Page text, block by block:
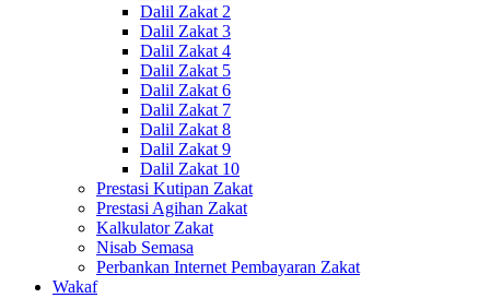
Dalil Zakat 2
Dalil Zakat 3
Dalil Zakat 4
Dalil Zakat 5
Dalil Zakat 6
Dalil Zakat 7
Dalil Zakat 8
Dalil Zakat 9
Dalil Zakat 10
Prestasi Kutipan Zakat
Prestasi Agihan Zakat
Kalkulator Zakat
Nisab Semasa
Perbankan Internet Pembayaran Zakat
Wakaf